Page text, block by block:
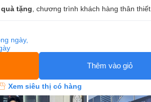
tặng , chương trình khách hàng thân thiết.
ngày,
Thêm vào giỏ
Xem siêu thị có hàng